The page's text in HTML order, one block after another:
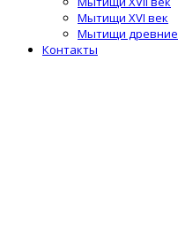
Мытищи XVI век
Мытищи древние
Контакты